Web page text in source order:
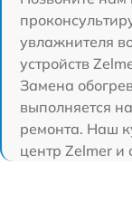
увлажнителя
устройств
Замена
выполняется
ремонта. Наш
центр Zelmer и